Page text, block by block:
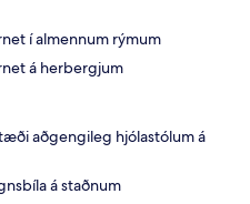
í almennum rýmum
á herbergjum
aðgengileg hjólastólum á
á staðnum